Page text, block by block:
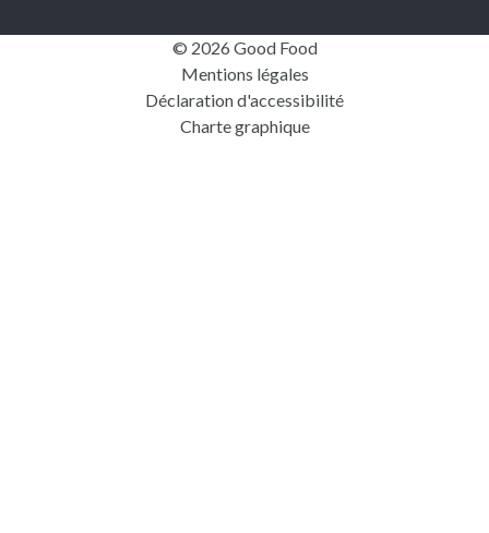
© 2026 Good Food
Mentions légales
Déclaration d'accessibilité
Charte graphique